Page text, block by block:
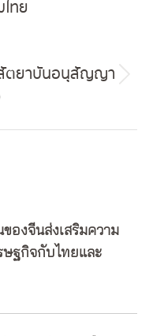
ทย
สัตยาบันอนุสัญญา
องจีนส่งเสริมความ
ษฐกิจกับไทยและ